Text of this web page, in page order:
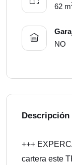
62 m
NO
Descripción
+++
cartera este